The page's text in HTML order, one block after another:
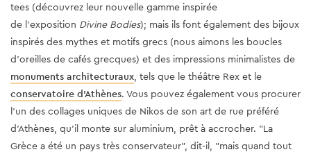
tees (découvrez leur nouvelle gamme inspirée
de l'exposition Divine Bodies); mais ils font également des bijoux
inspirés des mythes et motifs grecs (nous aimons les boucles
d'oreilles de cafés grecques) et des impressions minimalistes de
monuments architecturaux, tels que le théâtre Rex et le
conservatoire d'Athènes. Vous pouvez également vous procurer
l'un des collages uniques de Nikos de son art de rue préféré
d'Athènes, qu'il monte sur aluminium, prêt à accrocher. "La
Grèce a été un pays très conservateur", dit-il, "mais quand tout